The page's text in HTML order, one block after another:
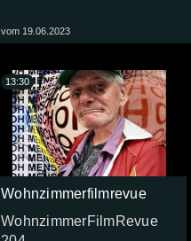
vom 19.06.2023
Wohnzimmerfilmrevue
WohnzimmerFilmRevue
13:30